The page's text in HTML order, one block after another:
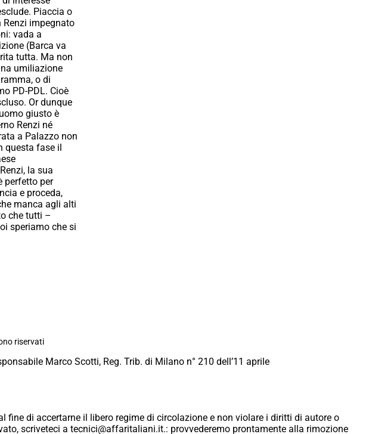
Piaccia o
Renzi impegnato
vada a
(Barca va
tutta. Ma non
umiliazione
o di
PD-PDL. Cioè
Or dunque
giusto è
Renzi né
a Palazzo non
questa fase il
la sua
perfetto per
e proceda,
manca agli alti
che tutti –
speriamo che si
riservati
Marco Scotti, Reg. Trib. di Milano n° 210 dell’11 aprile
di accertarne il libero regime di circolazione e non violare i diritti di autore o
scriveteci a tecnici@affaritaliani.it.: provvederemo prontamente alla rimozione